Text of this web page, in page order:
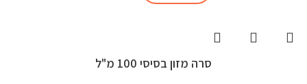
סרה מזון בסיסי 100 מ"ל